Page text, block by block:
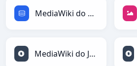
MediaWiki do SQL
MediaWiki do JSON